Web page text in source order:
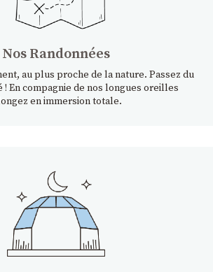
Nos Randonnées
au plus proche de la nature. Passez du
! En compagnie de nos longues oreilles
en immersion totale.